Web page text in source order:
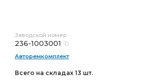
Заводской номер
236-1003001
Авторемкомплект
Всего на складах 13 шт.